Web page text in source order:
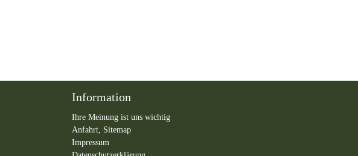
Information
Ihre Meinung ist uns wichtig
Anfahrt, Sitemap
Impressum